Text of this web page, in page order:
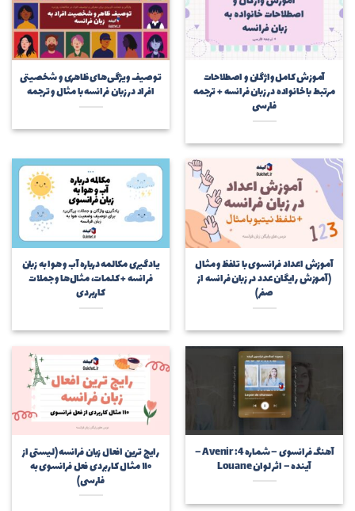
آموزش کامل واژگان و اصطلاحات
مرتبط با خانواده در زبان فرانسه + ترجمه
فارسی
توصیف ویژگی‌های ظاهری و شخصیتی
افراد در زبان فرانسه با مثال و ترجمه
آموزش اعداد فرانسوی با تلفظ و مثال
(آموزش رایگان عدد در زبان فرانسه از
صفر)
یادگیری مکالمه درباره آب و هوا به زبان
فرانسه + کلمات، مثال‌ها و جملات
کاربردی
آهنگ فرانسوی – شماره 4: Avenir –
آینده – اثر لوان Louane
رایج ترین افعال زبان فرانسه (لیستی از
۱۱۰ مثال کاربردی فعل فرانسوی به
فارسی)